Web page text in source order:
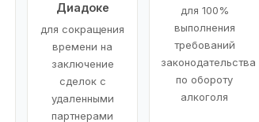
Диадоке
для сокращения
времени на
заключение
сделок с
удаленными
партнерами
для 100%
выполнения
требований
законодательства
по обороту
алкоголя